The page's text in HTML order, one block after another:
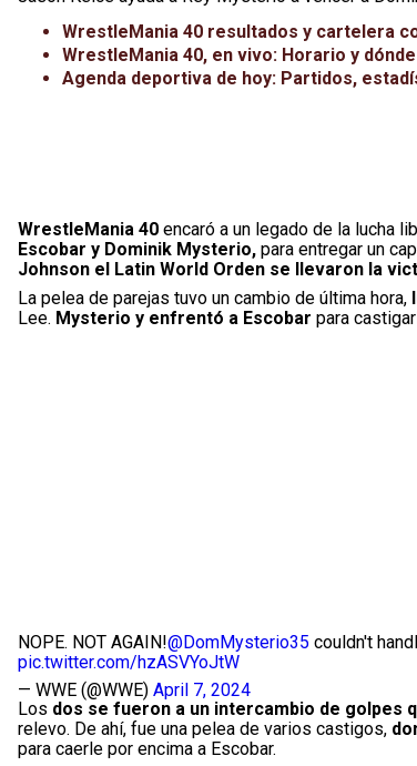
WrestleMania 40 resultados y cartelera
WrestleMania 40, en vivo: Horario y
Agenda deportiva de hoy: Partidos,
WrestleMania 40 encaró a un legado de la lucha
Escobar y Dominik Mysterio, para entregar un
Johnson el Latin World Orden se llevaron la
La pelea de parejas tuvo un cambio de última hora,
Lee. Mysterio y enfrentó a Escobar para
NOPE. NOT AGAIN!@DomMysterio35 couldn't
pic.twitter.com/hzASVYoJtW
— WWE (@WWE) April 7, 2024
Los dos se fueron a un intercambio de golpes
relevo. De ahí, fue una pelea de varios castigos,
para caerle por encima a Escobar.